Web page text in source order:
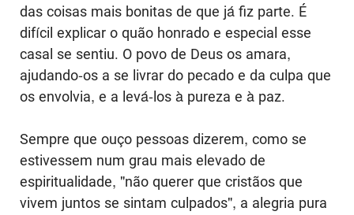
das coisas mais bonitas de que já fiz parte. É
difícil explicar o quão honrado e especial esse
casal se sentiu. O povo de Deus os amara,
ajudando-os a se livrar do pecado e da culpa que
os envolvia, e a levá-los à pureza e à paz.
Sempre que ouço pessoas dizerem, como se
estivessem num grau mais elevado de
espiritualidade, "não querer que cristãos que
vivem juntos se sintam culpados", a alegria pura